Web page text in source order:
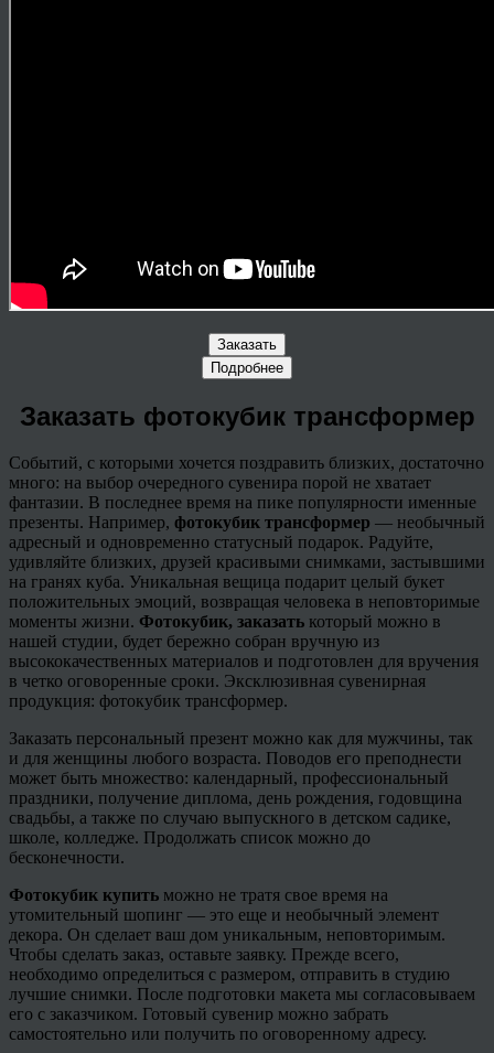
Заказать
Подробнее
Заказать фотокубик трансформер
Событий, с которыми хочется поздравить близких, достаточно
много: на выбор очередного сувенира порой не хватает
фантазии. В последнее время на пике популярности именные
презенты. Например, фотокубик трансформер — необычный
адресный и одновременно статусный подарок. Радуйте,
удивляйте близких, друзей красивыми снимками, застывшими
на гранях куба. Уникальная вещица подарит целый букет
положительных эмоций, возвращая человека в неповторимые
моменты жизни. Фотокубик, заказать который можно в
нашей студии, будет бережно собран вручную из
высококачественных материалов и подготовлен для вручения
в четко оговоренные сроки. Эксклюзивная сувенирная
продукция: фотокубик трансформер.
Заказать персональный презент можно как для мужчины, так
и для женщины любого возраста. Поводов его преподнести
может быть множество: календарный, профессиональный
праздники, получение диплома, день рождения, годовщина
свадьбы, а также по случаю выпускного в детском садике,
школе, колледже. Продолжать список можно до
бесконечности.
Фотокубик купить можно не тратя свое время на
утомительный шопинг — это еще и необычный элемент
декора. Он сделает ваш дом уникальным, неповторимым.
Чтобы сделать заказ, оставьте заявку. Прежде всего,
необходимо определиться с размером, отправить в студию
лучшие снимки. После подготовки макета мы согласовываем
его с заказчиком. Готовый сувенир можно забрать
самостоятельно или получить по оговоренному адресу.